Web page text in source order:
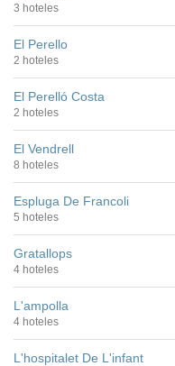
3 hoteles
El Perello
2 hoteles
El Perelló Costa
2 hoteles
El Vendrell
8 hoteles
Espluga De Francoli
5 hoteles
Gratallops
4 hoteles
L'ampolla
4 hoteles
L'hospitalet De L'infant